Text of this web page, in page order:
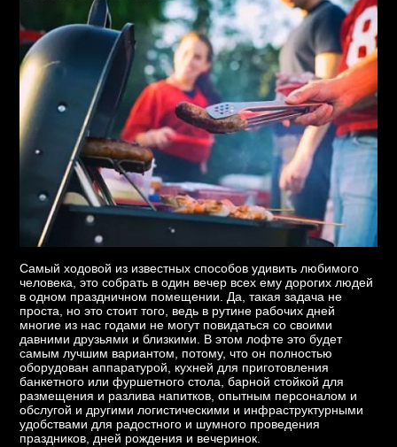
Самый ходовой из известных способов удивить любимого
человека, это собрать в один вечер всех ему дорогих людей
в одном праздничном помещении. Да, такая задача не
проста, но это стоит того, ведь в рутине рабочих дней
многие из нас годами не могут повидаться со своими
давними друзьями и близкими. В этом лофте это будет
самым лучшим вариантом, потому, что он полностью
оборудован аппаратурой, кухней для приготовления
банкетного или фуршетного стола, барной стойкой для
размещения и разлива напитков, опытным персоналом и
обслугой и другими логистическими и инфраструктурными
удобствами для радостного и шумного проведения
праздников, дней рождения и вечеринок.